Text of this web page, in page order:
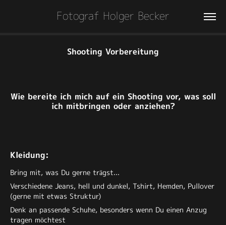
Fotograf Holger Becker
Shooting Vorbereitung
Wie bereite ich mich auf ein Shooting vor, was soll
ich mitbringen oder anziehen?
Kleidung:
Bring mit, was Du gerne trägst...
Verschiedene Jeans, hell und dunkel, Tshirt, Hemden, Pullover
(gerne mit etwas Struktur)
Denk an passende Schuhe, besonders wenn Du einen Anzug
tragen möchtest